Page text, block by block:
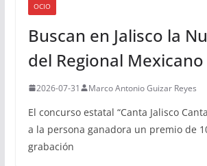
OCIO
Buscan en Jalisco la
del Regional Mexicano
2026-07-31 Marco Antonio Guizar Reyes
El concurso estatal “Canta Jalisco
a la persona ganadora un premio de
grabación